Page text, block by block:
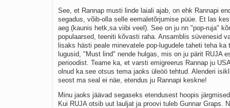
See, et Rannap musti linde laiali ajab, on ehk Rannapi
segadus, võib-olla selle eemaletõrjumise püüe. Et las
aeg (kaunis hetk,sa viibi veel). See on ju nn "pop-ruja"
populaarsed, teeniti kõvasti raha. Ansamblis süvenesid
lisaks hästi peale minevatele pop-lugudele taheti teha ka
lugusid, "Must lind" nende hulgas, mis on ju pärit RUJA
perioodist. Teame ka, et varsti emigreerus Rannap ju
olnud ka see otsus tema jaoks üleöö tehtud. Alenderi
seost ma seal ei näe, etendus ju Rannapi keskne!
Minu jaoks jäävad segaseks etendusest hoopis
Kui RUJA otsib uut lauljat ja proovi tuleb Gunnar Graps.